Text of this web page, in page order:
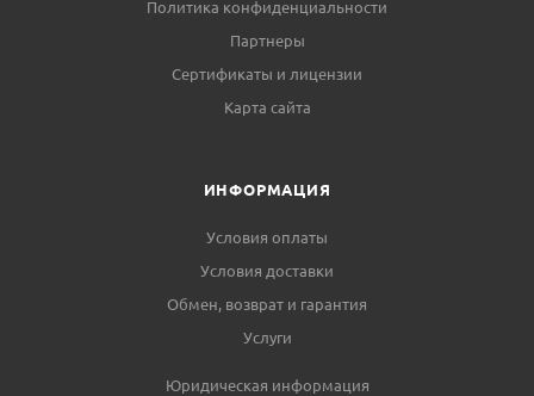
Политика конфиденциальности
Партнеры
Сертификаты и лицензии
Карта сайта
ИНФОРМАЦИЯ
Условия оплаты
Условия доставки
Обмен, возврат и гарантия
Услуги
Юридическая информация